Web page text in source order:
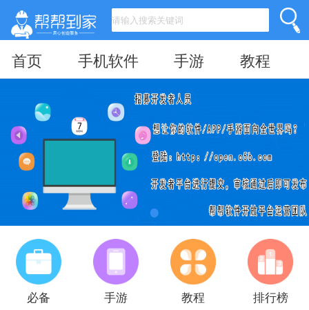
首页 手机软件 手游 教程
必备 手游 教程 排行榜